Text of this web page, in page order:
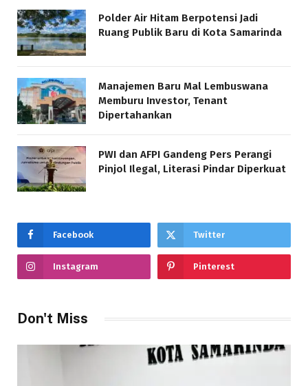
Polder Air Hitam Berpotensi Jadi
Ruang Publik Baru di Kota Samarinda
Manajemen Baru Mal Lembuswana
Memburu Investor, Tenant
Dipertahankan
PWI dan AFPI Gandeng Pers Perangi
Pinjol Ilegal, Literasi Pindar Diperkuat
Facebook Twitter
Instagram Pinterest
Don't Miss